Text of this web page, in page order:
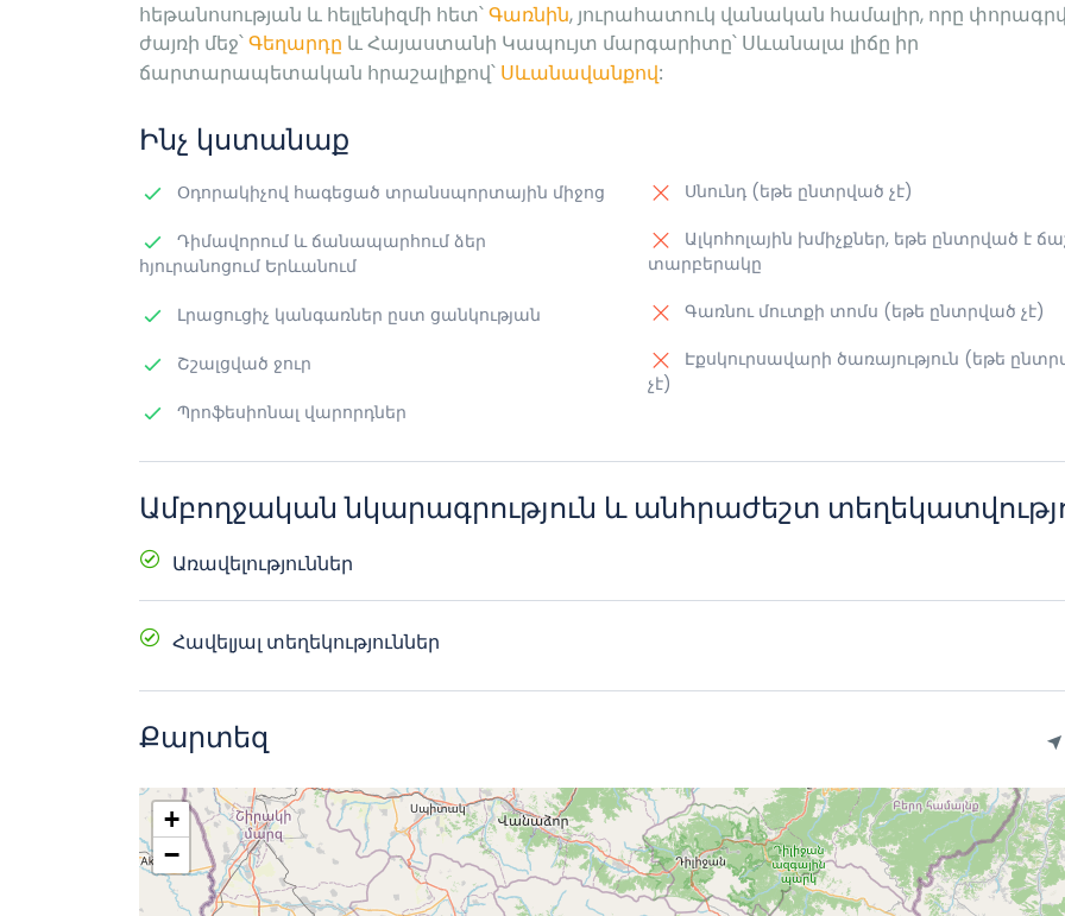
հեթանոսության և հելլենիզմի հետ՝Գառնին, յուրահատուկ վանական համալիր, որը
ժայռի մեջ՝ Գեղարդը և Հայաստանի Կապույտ մարգարիտը՝ Սևանալա լիճը իր
ճարտարապետական հրաշալիքով՝ Սևանավանքով:
Ինչ կստանաք
Օդորակիչով հագեցած տրանսպորտային միջոց
Դիմավորում և ճանապարհում ձեր
հյուրանոցում Երևանում
Լրացուցիչ կանգառներ ըստ ցանկության
Շշալցված ջուր
Պրոֆեսիոնալ վարորդներ
Սնունդ (եթե ընտրված չէ)
Ալկոհոլային խմիչքներ, եթե ընտրված է
տարբերակը
Գառնու մուտքի տոմս (եթե ընտրված չէ)
Էքսկուրսավարի ծառայություն (եթե
չէ)
Ամբողջական նկարագրություն և անհրաժեշտ
Առավելություններ
Դիմավորում և ճանապարհում ձեր հյուրանոցում
Էքսկուրսիայի լեզվի փոփոխության հնարավորություն հավելավճարով
Մինչև 24 ժամ ուղևորությունից առաջ անվճար չեղարկում
Հավելյալ տեղեկություններ
Սկսելու ժամը և վայրը ըստ ցանկության
Մեքենաները հարմարեցված չեն սայլակների համար
Հագնվեք եղանակին համապատասխան
Էքսկուսիան միայն Ձեր խմբի համար է, այլ մասնակիցներ չեն միանում Ձեզ
Մեքենաները կանոնավոր ախտահանվում են
Քարտեզ
+
−